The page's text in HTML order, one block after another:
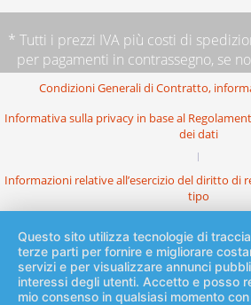
* Tutti i prezzi IVA più costi di
per pagamenti in contrassegno, se
Condizioni Generali di Contratto,
Informativa sulla privacy in base al
dei dati
Informazioni relative all’esercizio del diritto di
tipo
Questo sito utilizza tecnologie di
terze parti per fornire e migliorare
servizi e per visualizzare annunci
interessi degli utenti. Accetto e posso
mio consenso in qualsiasi momento